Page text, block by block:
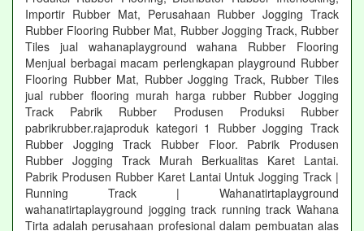
Importir Rubber Mat, Perusahaan Rubber Jogging Track
Rubber Flooring Rubber Mat, Rubber Jogging Track, Rubber
Tiles jual wahanaplayground wahana Rubber Flooring
Menjual berbagai macam perlengkapan playground Rubber
Flooring Rubber Mat, Rubber Jogging Track, Rubber Tiles
jual rubber flooring murah harga rubber Rubber Jogging
Track Pabrik Rubber Produsen Produksi Rubber
pabrikrubber.rajaproduk kategori 1 Rubber Jogging Track
Rubber Jogging Track Rubber Floor. Pabrik Produsen
Rubber Jogging Track Murah Berkualitas Karet Lantai.
Pabrik Produsen Rubber Karet Lantai Untuk Jogging Track |
Running Track | Wahanatirtaplayground
wahanatirtaplayground jogging track running track Wahana
Tirta adalah perusahaan profesional dalam pembuatan alas